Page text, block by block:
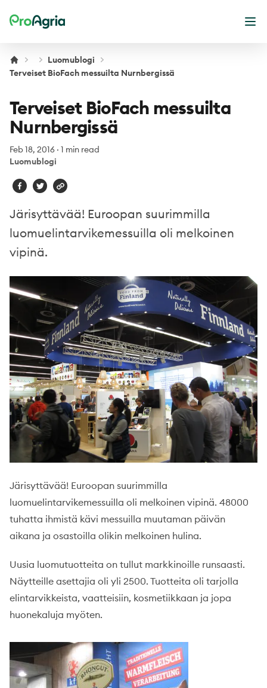
ProAgria
Luomublogi
Terveiset BioFach messuilta Nurnbergissä
Terveiset BioFach messuilta
Nurnbergissä
Feb 18, 2016 · 1 min read
Luomublogi
Järisyttävää! Euroopan suurimmilla
luomuelintarvikemessuilla oli melkoinen
vipinä.
Järisyttävää! Euroopan suurimmilla
luomuelintarvikemessuilla oli melkoinen vipinä. 48000
tuhatta ihmistä kävi messuilla muutaman päivän
aikana ja osastoilla olikin melkoinen hulina.
Uusia luomutuotteita on tullut markkinoille runsaasti.
Näytteille asettajia oli yli 2500. Tuotteita oli tarjolla
elintarvikkeista, vaatteisiin, kosmetiikkaan ja jopa
huonekaluja myöten.